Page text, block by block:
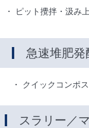
ピット攪拌・汲み
急速堆肥発
クイックコンポ
スラリー／